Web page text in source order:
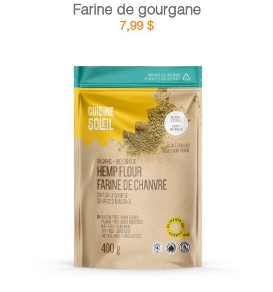
Farine de gourgane
7,99 $
AJOUTER AU PANIER